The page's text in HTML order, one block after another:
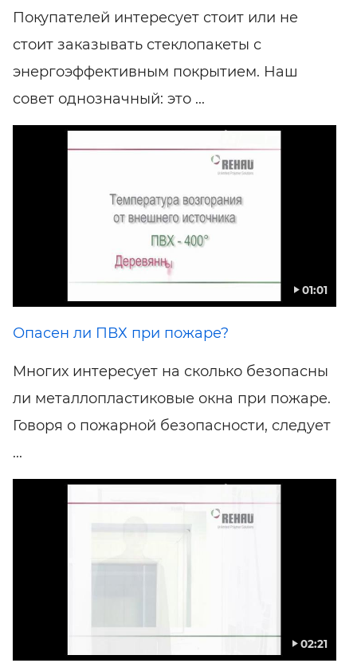
Покупателей интересует стоит или не
стоит заказывать стеклопакеты с
энергоэффективным покрытием. Наш
совет однозначный: это ...
01:01
Опасен ли ПВХ при пожаре?
Многих интересует на сколько безопасны
ли металлопластиковые окна при пожаре.
Говоря о пожарной безопасности, следует
...
02:21